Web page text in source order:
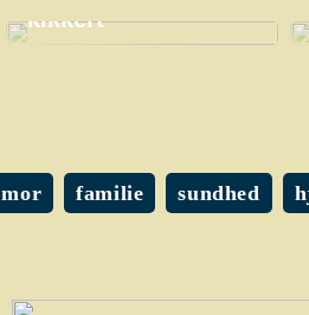
kikkert
mor familie sundhed